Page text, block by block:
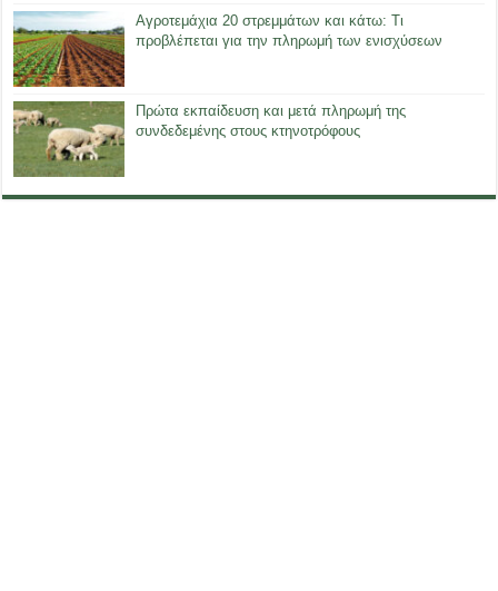
Αγροτεμάχια 20 στρεμμάτων και κάτω: Τι
προβλέπεται για την πληρωμή των ενισχύσεων
Πρώτα εκπαίδευση και μετά πληρωμή της
συνδεδεμένης στους κτηνοτρόφους